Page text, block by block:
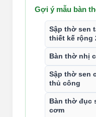
Gợi ý mẫu bàn
Sập thờ sen
thiết kế rộng
Bàn thờ nhị
Sập thờ sen
thủ công
Bàn thờ đục
cơm